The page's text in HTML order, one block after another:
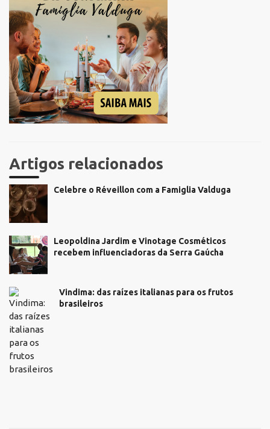
Artigos relacionados
Celebre o Réveillon com a Famiglia Valduga
Leopoldina Jardim e Vinotage Cosméticos
recebem influenciadoras da Serra Gaúcha
Vindima: das raízes italianas para os frutos
brasileiros